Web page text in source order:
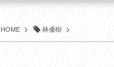
HOME 林優樹